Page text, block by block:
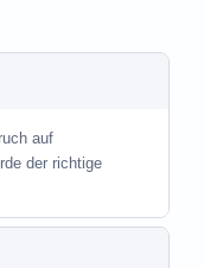
auf
der richtige